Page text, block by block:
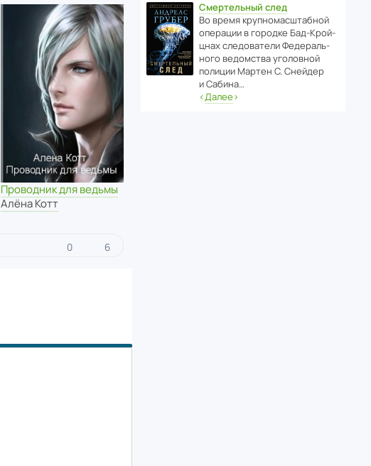
Проводник для ведьмы
Алёна Котт
0 6
Смертельный след
Во время круп­но­мас­ш­та­бной
операции в городке Бад‑Крой­
цнах следо­ва­тели Феде­раль­
ного ведомства уголо­вной
полиции Мартен С. Снейдер
и Сабина…
‹Далее›